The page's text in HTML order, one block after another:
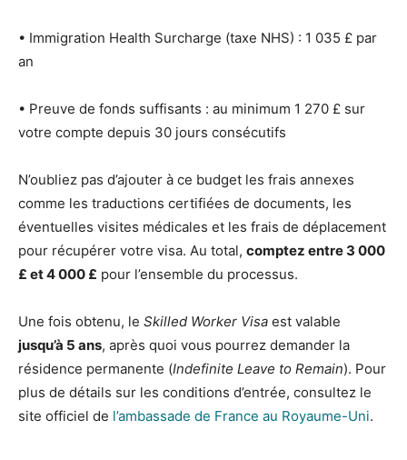
• Immigration Health Surcharge (taxe NHS) : 1 035 £ par
an
• Preuve de fonds suffisants : au minimum 1 270 £ sur
votre compte depuis 30 jours consécutifs
N’oubliez pas d’ajouter à ce budget les frais annexes
comme les traductions certifiées de documents, les
éventuelles visites médicales et les frais de déplacement
pour récupérer votre visa. Au total, comptez entre 3 000
£ et 4 000 £ pour l’ensemble du processus.
Une fois obtenu, le Skilled Worker Visa est valable
jusqu’à 5 ans, après quoi vous pourrez demander la
résidence permanente (Indefinite Leave to Remain). Pour
plus de détails sur les conditions d’entrée, consultez le
site officiel de l’ambassade de France au Royaume-Uni.